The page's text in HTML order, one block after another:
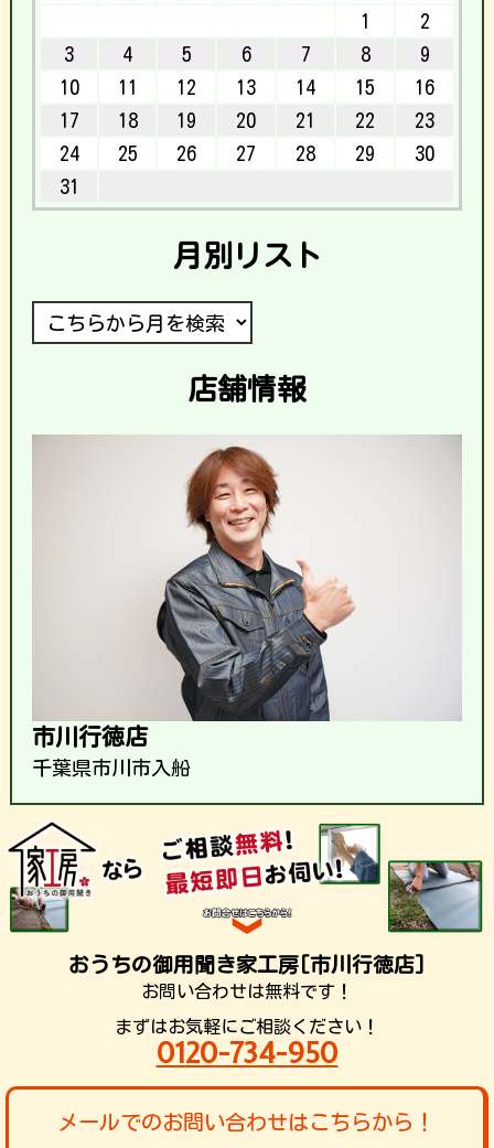
1
2
3
4 5 6 7 8
9
10
11 12 13 14 15
16
17
18 19 20 21 22
23
24
25 26 27 28 29
30
31
月別リスト
店舗情報
市川行徳店
千葉県市川市入船
おうちの御用聞き家工房[市川行徳店]
お問い合わせは無料です！
まずはお気軽にご相談ください！
0120-734-950
メールでのお問い合わせはこちらから！